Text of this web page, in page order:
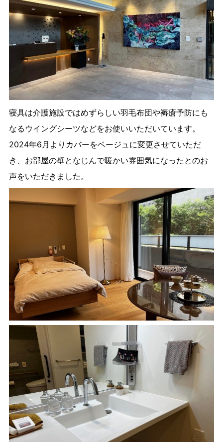
寝具は介護施設ではめずらしい羽毛布団や褥瘡予防にも
なるウイングシーツなどをお使いいただいています。
2024年6月よりカバーをベージュに変更させていただ
き、お部屋の壁となじんで暖かい雰囲気になったとのお
声をいただきました。